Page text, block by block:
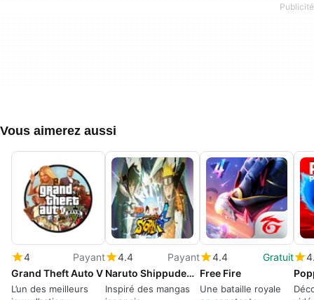
Vous aimerez aussi
4
Payant
Grand Theft Auto V
L’un des meilleurs
4.4
Payant
Naruto Shippuden: Ultimate Ninja Storm 4
Inspiré des mangas
4.4
Gratuit
Free Fire
Une bataille royale